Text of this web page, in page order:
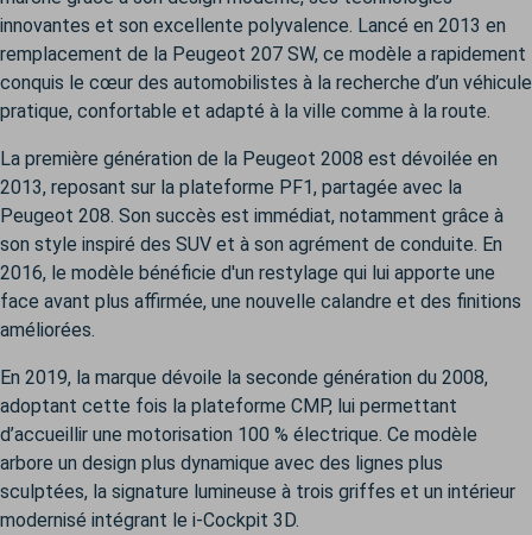
innovantes et son excellente polyvalence. Lancé en 2013 en
remplacement de la Peugeot 207 SW, ce modèle a rapidement
conquis le cœur des automobilistes à la recherche d’un véhicule
pratique, confortable et adapté à la ville comme à la route.
La première génération de la Peugeot 2008 est dévoilée en
2013, reposant sur la plateforme PF1, partagée avec la
Peugeot 208. Son succès est immédiat, notamment grâce à
son style inspiré des SUV et à son agrément de conduite. En
2016, le modèle bénéficie d'un restylage qui lui apporte une
face avant plus affirmée, une nouvelle calandre et des finitions
améliorées.
En 2019, la marque dévoile la seconde génération du 2008,
adoptant cette fois la plateforme CMP, lui permettant
d’accueillir une motorisation 100 % électrique. Ce modèle
arbore un design plus dynamique avec des lignes plus
sculptées, la signature lumineuse à trois griffes et un intérieur
modernisé intégrant le i-Cockpit 3D.